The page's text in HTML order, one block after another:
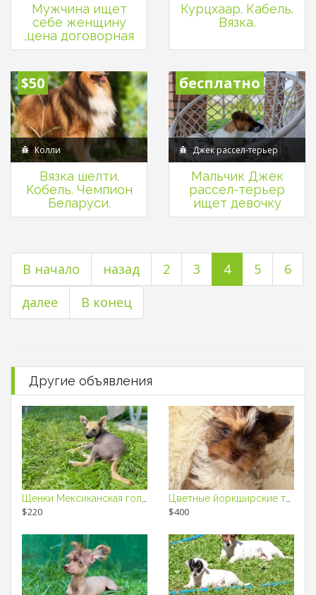
Мужчина ищет
себе женщину
,цена договорная
Курцхаар. Кабель.
Вязка.
$50
Колли
Вязка шелти.
Кобель. Чемпион
Беларуси.
бесплатно
Джек рассел-терьер
Мальчик Джек
рассел-терьер
ищет девочку
В начало назад 2 3 4 5
6
далее
В конец
Другие объявления
$220 $400